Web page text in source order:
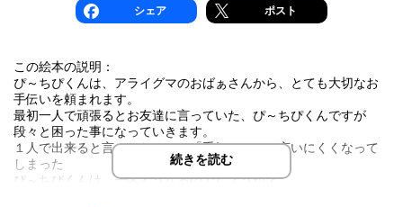
シェア ポスト
この絵本の説明：
ぴ～ちぴくんは、アライグマのおばぁさんから、とても大切なお
手伝いを頼まれます。
最初一人で頑張るとお友達に言っていた、ぴ～ちぴくんですが
段々と困った事になっていきます。
１人で出来ると言ったために、「手伝って」と言いにくくなって
しまった
ぴ～ちびくんは、一体どうなるのでしょうか？
続きを読む